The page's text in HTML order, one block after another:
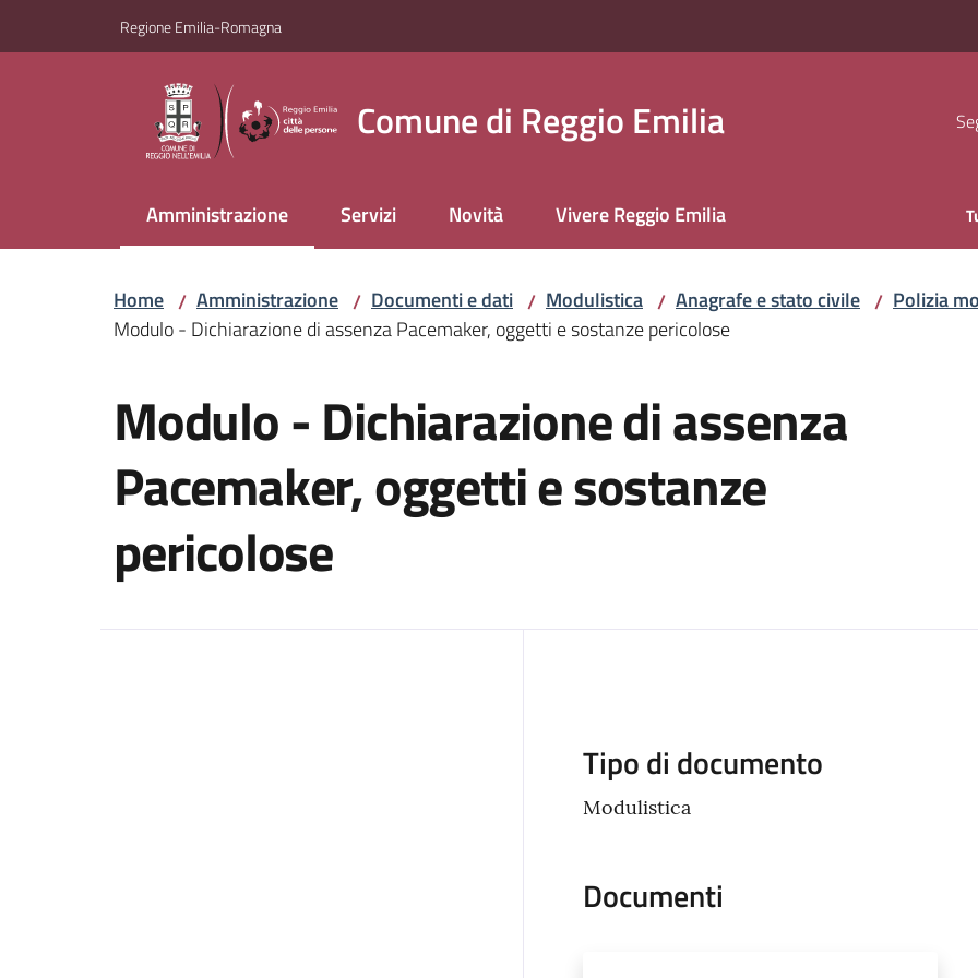
Regione Emilia-Romagna
Comune di Reggio Emilia
Amministrazione
Menu selezionato Servizi Novità Vivere Reggio Emilia
Home / Amministrazione / Documenti e dati / Modulistica / Anagrafe e stato civile / Polizia
Modulo - Dichiarazione di assenza Pacemaker, oggetti e sostanze pericolose
Modulo - Dichiarazione di assenza
Pacemaker, oggetti e sostanze
pericolose
Descrizione
Tipo di documento
Modulistica
Documenti